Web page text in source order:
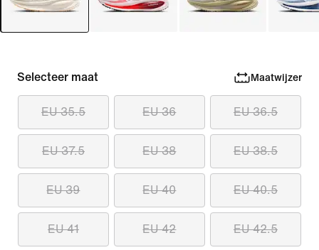
Selecteer maat Maatwijzer
EU 35.5 EU 36 EU 36.5
EU 37.5 EU 38 EU 38.5
EU 39 EU 40 EU 40.5
EU 41 EU 42 EU 42.5